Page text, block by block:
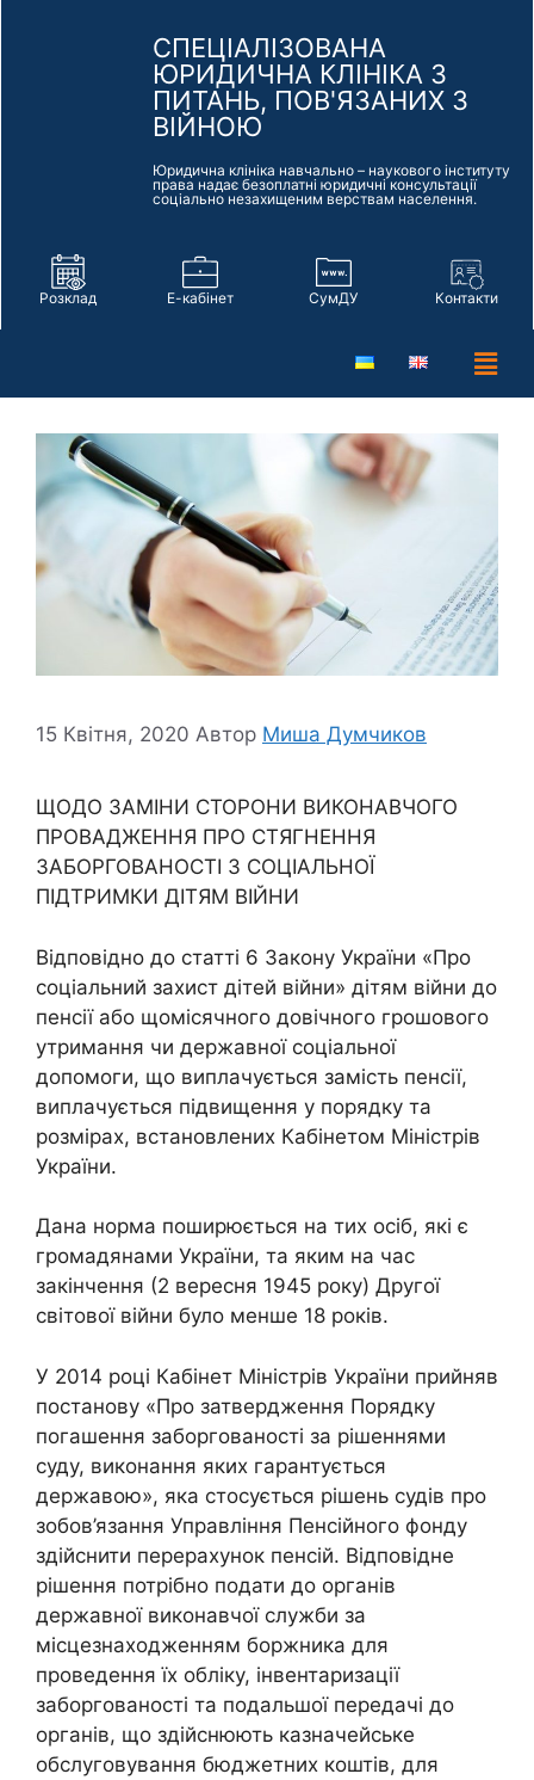
СПЕЦІАЛІЗОВАНА
ЮРИДИЧНА КЛІНІКА З
ПИТАНЬ, ПОВ'ЯЗАНИХ З
ВІЙНОЮ
Юридична клініка навчально – наукового інституту
права надає безоплатні юридичні консультації
соціально незахищеним верствам населення.
Розклад Е-кабінет СумДУ Контакти
15 Квітня, 2020 Автор Миша Думчиков
ЩОДО ЗАМІНИ СТОРОНИ ВИКОНАВЧОГО
ПРОВАДЖЕННЯ ПРО СТЯГНЕННЯ
ЗАБОРГОВАНОСТІ З СОЦІАЛЬНОЇ
ПІДТРИМКИ ДІТЯМ ВІЙНИ
Відповідно до статті 6 Закону України «Про
соціальний захист дітей війни» дітям війни до
пенсії або щомісячного довічного грошового
утримання чи державної соціальної
допомоги, що виплачується замість пенсії,
виплачується підвищення у порядку та
розмірах, встановлених Кабінетом Міністрів
України.
Дана норма поширюється на тих осіб, які є
громадянами України, та яким на час
закінчення (2 вересня 1945 року) Другої
світової війни було менше 18 років.
У 2014 році Кабінет Міністрів України прийняв
постанову «Про затвердження Порядку
погашення заборгованості за рішеннями
суду, виконання яких гарантується
державою», яка стосується рішень судів про
зобов’язання Управління Пенсійного фонду
здійснити перерахунок пенсій. Відповідне
рішення потрібно подати до органів
державної виконавчої служби за
місцезнаходженням боржника для
проведення їх обліку, інвентаризації
заборгованості та подальшої передачі до
органів, що здійснюють казначейське
обслуговування бюджетних коштів, для